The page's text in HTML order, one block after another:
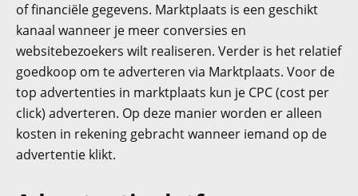
of financiële gegevens. Marktplaats is een geschikt
kanaal wanneer je meer conversies en
websitebezoekers wilt realiseren. Verder is het relatief
goedkoop om te adverteren via Marktplaats. Voor de
top advertenties in marktplaats kun je CPC (cost per
click) adverteren. Op deze manier worden er alleen
kosten in rekening gebracht wanneer iemand op de
advertentie klikt.